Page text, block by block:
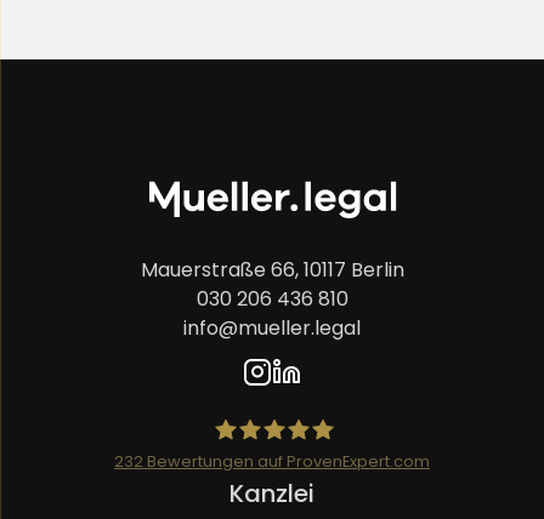
Mauerstraße 66, 10117 Berlin
030 206 436 810
info@mueller.legal
Mueller.legal
232 Bewertungen auf ProvenExpert.com
Kanzlei